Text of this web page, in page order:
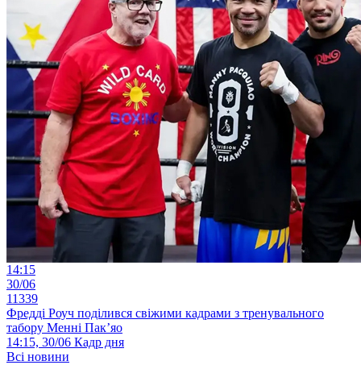
14:15
30/06
11339
Фредді Роуч поділився свіжими кадрами з тренувального
табору Менні Пак’яо
14:15, 30/06 Кадр дня
Всі новини